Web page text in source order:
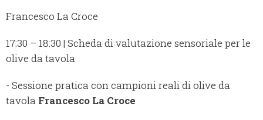
Francesco La Croce
17:30 – 18:30 | Scheda di valutazione sensoriale per le
olive da tavola
- Sessione pratica con campioni reali di olive da
tavola Francesco La Croce